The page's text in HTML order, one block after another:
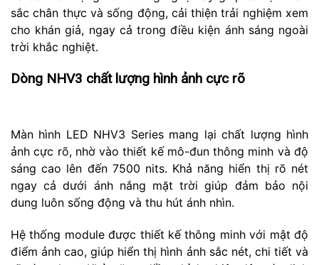
sắc chân thực và sống động, cải thiện trải nghiệm xem
cho khán giả, ngay cả trong điều kiện ánh sáng ngoài
trời khắc nghiệt.
Dòng NHV3 chất lượng hình ảnh cực rõ
Màn hình LED NHV3 Series mang lại chất lượng hình
ảnh cực rõ, nhờ vào thiết kế mô-đun thông minh và độ
sáng cao lên đến 7500 nits. Khả năng hiển thị rõ nét
ngay cả dưới ánh nắng mặt trời giúp đảm bảo nội
dung luôn sống động và thu hút ánh nhìn.
Hệ thống module được thiết kế thông minh với mật độ
điểm ảnh cao, giúp hiển thị hình ảnh sắc nét, chi tiết và